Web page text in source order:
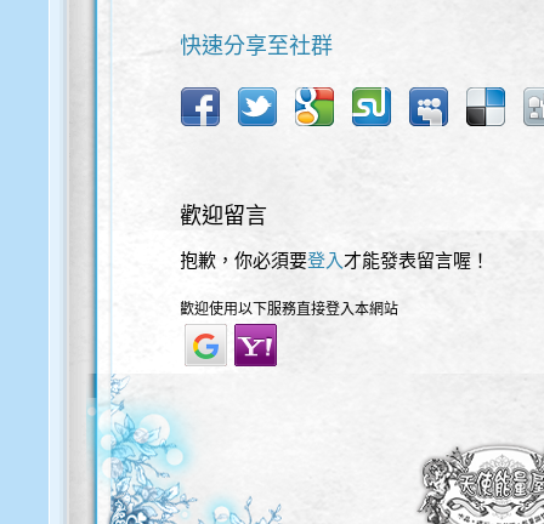
快速分享至社群
歡迎留言
抱歉，你必須要登入 才能發表留言喔！
歡迎使用以下服務直接登入本網站